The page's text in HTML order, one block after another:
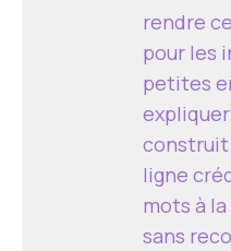
rendre
pour les
petites
construit
ligne
mots à
sans